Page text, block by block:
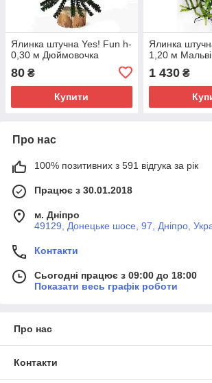
Ялинка штучна Yes! Fun h-
0,30 м Дюймовочка
80 ₴
Купити
Ялинка
1,20 м
1 430₴
Про нас
100% позитивних з 591 відгука за рік
Працює з 30.01.2018
м. Дніпро
49129, Донецьке шосе, 97, Дніпро,
Контакти
Сьогодні працює з 09:00 до 18:00
Показати весь графік роботи
Про нас
Контакти